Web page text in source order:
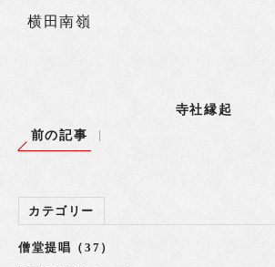
横田南嶺
寺社縁起
前の記事
カテゴリー
僧堂提唱（37）